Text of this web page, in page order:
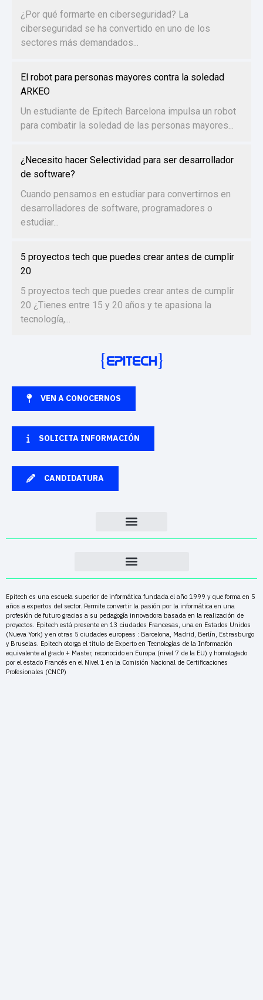
¿Por qué formarte en ciberseguridad? La
ciberseguridad se ha convertido en uno de los
sectores más demandados...
El robot para personas mayores contra la soledad
ARKEO
Un estudiante de Epitech Barcelona impulsa un robot
para combatir la soledad de las personas mayores...
¿Necesito hacer Selectividad para ser desarrollador
de software?
Cuando pensamos en estudiar para convertirnos en
desarrolladores de software, programadores o
estudiar...
5 proyectos tech que puedes crear antes de cumplir
20
5 proyectos tech que puedes crear antes de cumplir
20 ¿Tienes entre 15 y 20 años y te apasiona la
tecnología,...
VEN A CONOCERNOS
SOLICITA INFORMACIÓN
CANDIDATURA
Epitech es una escuela superior de informática fundada el año 1999 y que forma en 5
años a expertos del sector. Permite convertir la pasión por la informática en una
profesión de futuro gracias a su pedagogía innovadora basada en la realización de
proyectos. Epitech está presente en 13 ciudades Francesas, una en Estados Unidos
(Nueva York) y en otras 5 ciudades europeas : Barcelona, Madrid, Berlín, Estrasburgo
y Bruselas. Epitech otorga el título de Experto en Tecnologías de la Información
equivalente al grado + Master, reconocido en Europa (nivel 7 de la EU) y homologado
por el estado Francés en el Nivel 1 en la Comisión Nacional de Certificaciones
Profesionales (CNCP)